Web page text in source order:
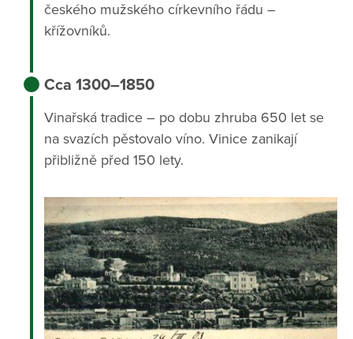
českého mužského církevního řádu –
křížovníků.
Cca 1300–1850
Vinařská tradice – po dobu zhruba 650 let se
na svazích pěstovalo víno. Vinice zanikají
přibližně před 150 lety.